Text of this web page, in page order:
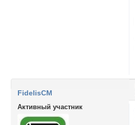
FidelisCM
Активный участник